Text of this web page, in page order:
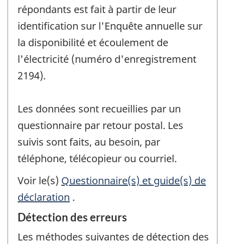
répondants est fait à partir de leur
identification sur l'Enquête annuelle sur
la disponibilité et écoulement de
l'électricité (numéro d'enregistrement
2194).
Les données sont recueillies par un
questionnaire par retour postal. Les
suivis sont faits, au besoin, par
téléphone, télécopieur ou courriel.
Voir le(s) Questionnaire(s) et guide(s) de
déclaration .
Détection des erreurs
Les méthodes suivantes de détection des